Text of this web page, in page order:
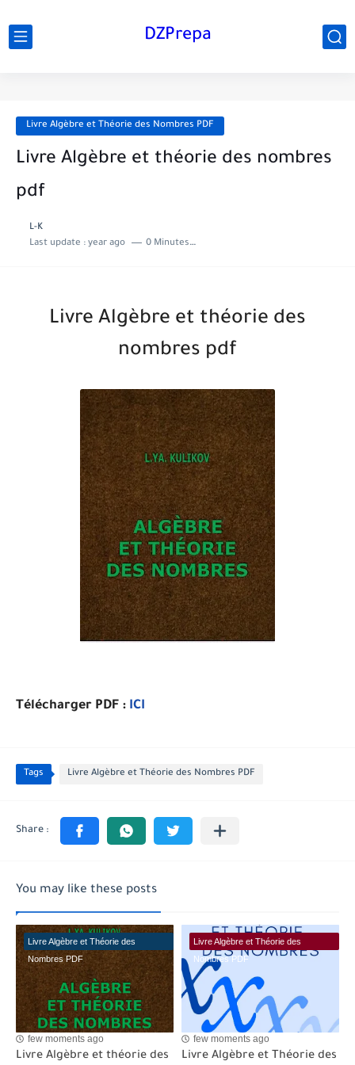
DZPrepa
Livre Algèbre et Théorie des Nombres PDF
Livre Algèbre et théorie des nombres
pdf
L-K
Last update : year ago 0 Minutes to read
Livre Algèbre et théorie des
nombres pdf
Télécharger PDF : ICI
Tags Livre Algèbre et Théorie des Nombres PDF
You may like these posts
Livre Algèbre et Théorie des
Nombres PDF
few moments ago
Livre Algèbre et théorie des
Livre Algèbre et Théorie des
Nombres PDF
few moments ago
Livre Algèbre et Théorie des